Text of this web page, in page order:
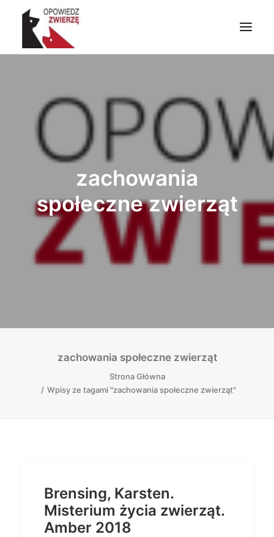
ZWIERZĘTA W LITERATURZE I SZTUCE
ZWIERZĘTA W CHRZEŚCIJAŃSTWIE
ZRÓB CO MOŻESZ
NAPISZ DO NAS
WYSZUKIWANIEzachowania
społeczne zwierząt
zachowania społeczne zwierząt
Strona Główna
Wpisy ze tagami "zachowania społeczne zwierząt"
Brensing, Karsten.
Misterium życia zwierząt.
Amber 2018